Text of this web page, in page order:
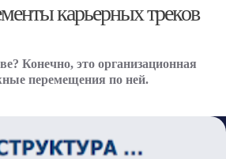
карьерных треков
Конечно, это организационная
перемещения по ней.